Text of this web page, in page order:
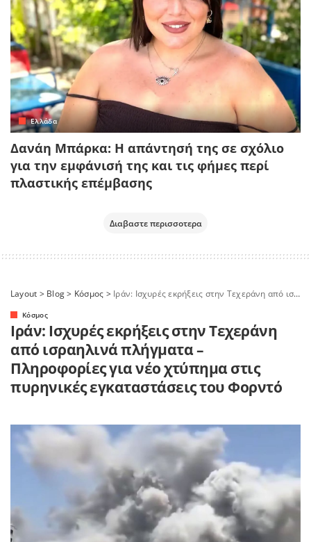
Ελλάδα
Δανάη Μπάρκα: Η απάντησή της σε σχόλιο
για την εμφάνισή της και τις φήμες περί
πλαστικής επέμβασης
Διαβαστε περισσοτερα
Layout > Blog> Κόσμος > Ιράν: Ισχυρές εκρήξεις στην Τεχεράνη από ισραηλινά πλήγματα – Πληροφορίες για νέο χτύπημα στις πυρηνικές εγκαταστάσεις του Φορντό
Κόσμος
Ιράν: Ισχυρές εκρήξεις στην Τεχεράνη
από ισραηλινά πλήγματα –
Πληροφορίες για νέο χτύπημα στις
πυρηνικές εγκαταστάσεις του Φορντό